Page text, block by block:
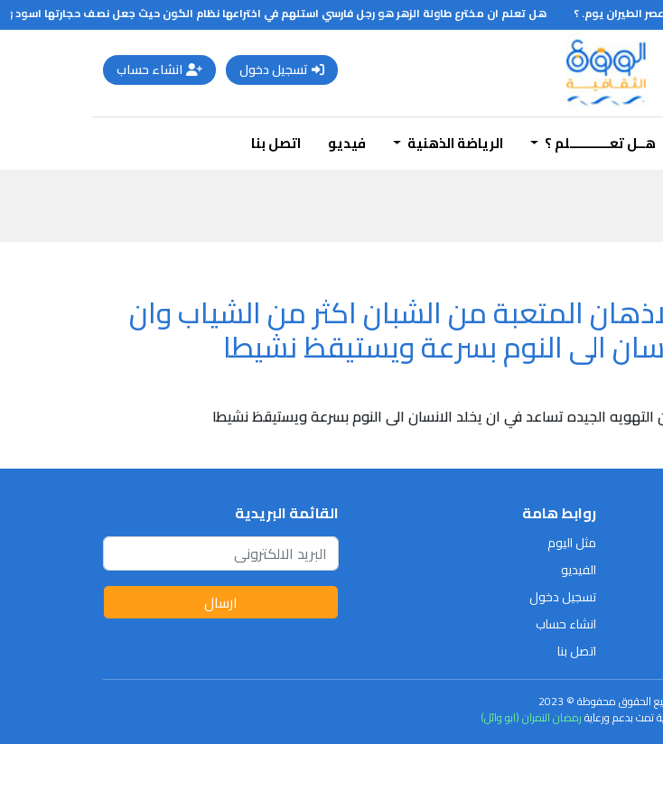
الطيران يوم. ؟
هل تعلم ان مخترع طاولة الزهر هو رجل فارسي استلهم في اختراعها نظام الكون حيث جعل نصف حجارتها اسود
احد معابد الآلة
تسجيل دخول انشاء حساب
هــل تعـــــــــــلم ؟ الرياضة الذهنية فيديو اتصل بنا
المتعبة من الشبان اكثر من الشياب وان
الى النوم بسرعة ويستيقظ نشيطا
الجيده تساعد في ان يخلد الانسان الى النوم بسرعة ويستيقظ نشيطا
روابط هامة
مثل اليوم
الفيديو
تسجيل دخول
انشاء حساب
اتصل بنا
القائمة البريدية
ارسال
الحقوق محفوظة © 2023
تمت بدعم ورعايةرمضان النمران (ابو وائل)